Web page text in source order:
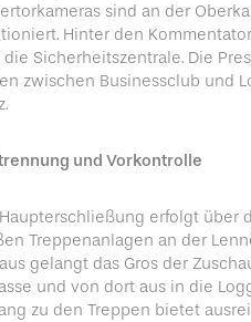
sind an der
Hinter den
die Sicherheitszentrale. Die
zwischen Businessclub und
und Vorkontrolle
erfolgt über
Treppenanlagen an der
gelangt das Gros der
und von dort aus in die
zu den Treppen bietet